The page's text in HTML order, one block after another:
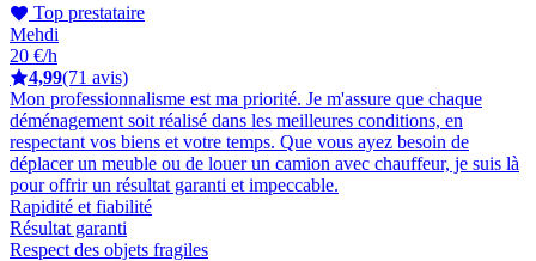
Top prestataire
Mehdi
20 €/h
4,99(71 avis)
Mon professionnalisme est ma priorité. Je m'assure que chaque
déménagement soit réalisé dans les meilleures conditions, en
respectant vos biens et votre temps. Que vous ayez besoin de
déplacer un meuble ou de louer un camion avec chauffeur, je suis là
pour offrir un résultat garanti et impeccable.
Rapidité et fiabilité
Résultat garanti
Respect des objets fragiles